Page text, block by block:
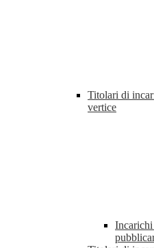
Titolari di
vertice